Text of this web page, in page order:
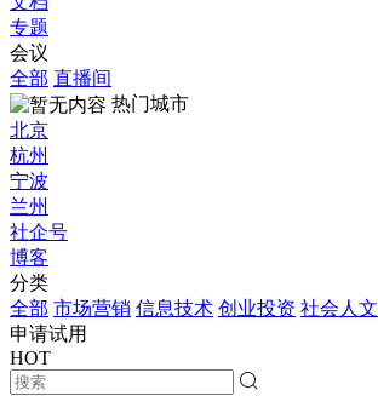
专题
会议
全部 直播间
热门城市
北京
杭州
宁波
兰州
社企号
博客
分类
全部 市场营销 信息技术 创业投资 社会人文
申请试用
HOT